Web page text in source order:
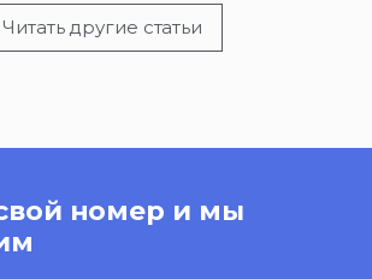
Читать другие статьи
номер и мы